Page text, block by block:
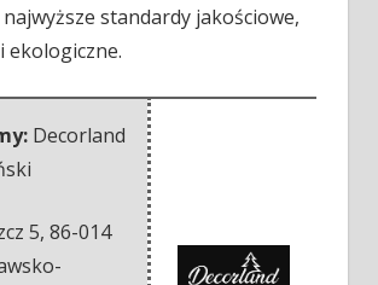
najwyższe standardy jakościowe,
ekologiczne.
Decorland
5, 86-014